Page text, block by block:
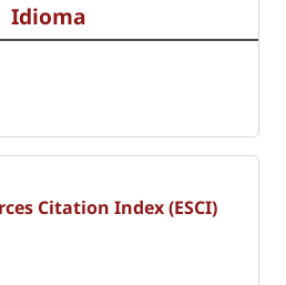
Idioma
Citation Index (ESCI)